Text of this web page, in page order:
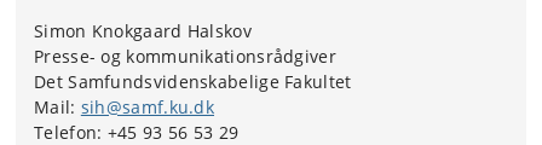
Simon Knokgaard Halskov
Presse- og kommunikationsrådgiver
Det Samfundsvidenskabelige Fakultet
Mail: sih@samf.ku.dk
Telefon: +45 93 56 53 29